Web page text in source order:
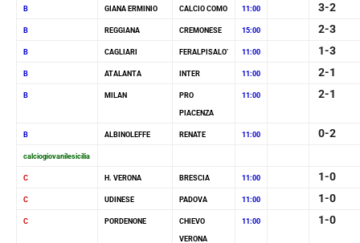
B GIANA ERMINIO CALCIO COMO 11:00 3-2
B REGGIANA CREMONESE 15:00 2-3
B CAGLIARI FERALPISALO’ 11:00 1-3
B ATALANTA INTER 11:00 2-1
B MILAN PRO
PIACENZA
11:00 2-1
B ALBINOLEFFE RENATE 11:00 0-2
calciogiovanilesicilia
C H. VERONA BRESCIA 11:00 1-0
C UDINESE PADOVA 11:00 1-0
C PORDENONE CHIEVO
VERONA
11:00 1-0